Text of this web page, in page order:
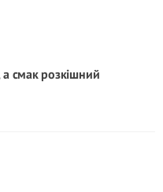
а смак розкішний